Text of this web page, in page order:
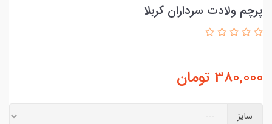
پرچم ولادت سرداران کربلا
380,000 تومان
سایز